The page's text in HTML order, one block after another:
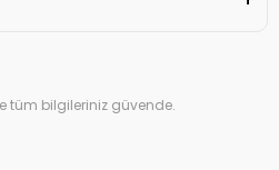
tüm bilgileriniz güvende.